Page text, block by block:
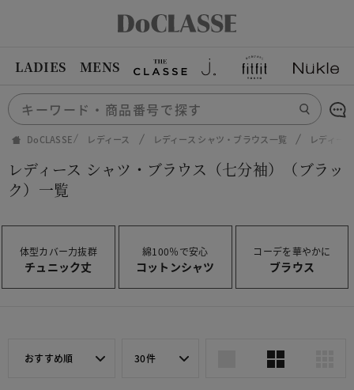
LADIES MENS
DoCLASSE レディース レディース シャツ・ブラウス一覧 レディー
レディース シャツ・ブラウス（七分袖）（ブラッ
ク）一覧
体型カバー力抜群
チュニック丈
綿100％で安心
コットンシャツ
コーデを華やかに
ブラウス
おすすめ順 30件